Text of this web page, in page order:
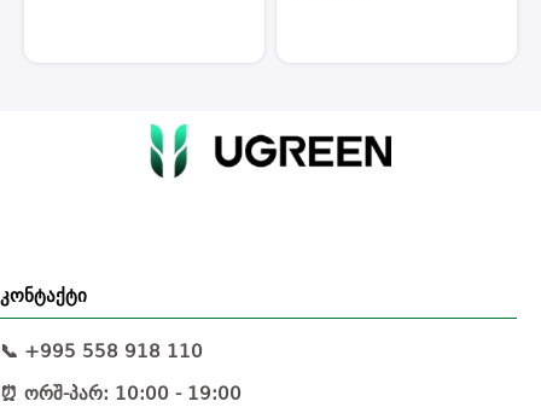
კონტაქტი
📞 +995 558 918 110
⏰ ორშ-პარ: 10:00 - 19:00